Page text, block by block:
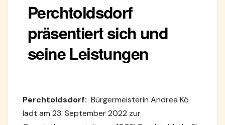
Perchtoldsdorf
präsentiert sich und
seine Leistungen
Perchtoldsdorf: Bürgermeisterin Andrea Kö
lädt am 23. September 2022 zur